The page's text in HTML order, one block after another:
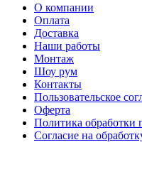
О компании
Оплата
Доставка
Наши работы
Монтаж
Шоу рум
Контакты
Пользовательское
Оферта
Политика обработки
Согласие на